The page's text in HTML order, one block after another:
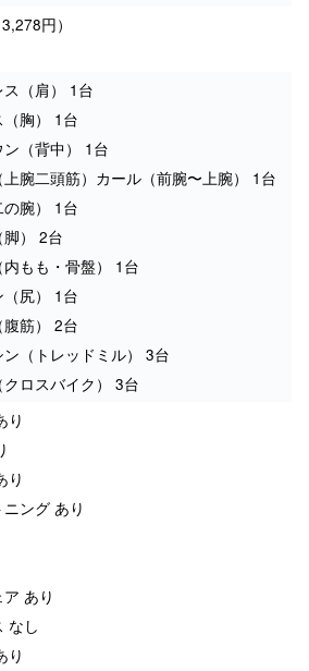
円）
（肩） 1台
胸） 1台
（背中） 1台
腕二頭筋）カール（前腕〜上腕） 1台
腕） 1台
） 2台
もも・骨盤） 1台
尻） 1台
筋） 2台
（トレッドミル） 3台
ロスバイク） 3台
り
り
ング あり
あり
なし
り